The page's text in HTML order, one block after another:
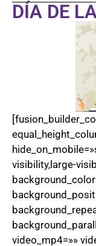
DÍA DE
visibility,large-
video_mp4=»»